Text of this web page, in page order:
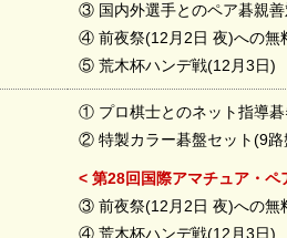
③ 国内外選手とのペア碁親
④ 前夜祭(12月2日 夜)への無
⑤ 荒木杯ハンデ戦(12月3日)
① プロ棋士とのネット指導
② 特製カラー碁盤セット(9路
< 第28回国際アマチュア・
③ 前夜祭(12月2日 夜)への無
④ 荒木杯ハンデ戦(12月3日)